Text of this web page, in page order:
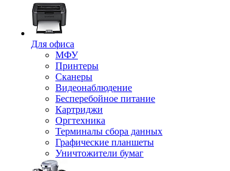
Для офиса
МФУ
Принтеры
Сканеры
Видеонаблюдение
Бесперебойное питание
Картриджи
Оргтехника
Терминалы сбора данных
Графические планшеты
Уничтожители бумаг